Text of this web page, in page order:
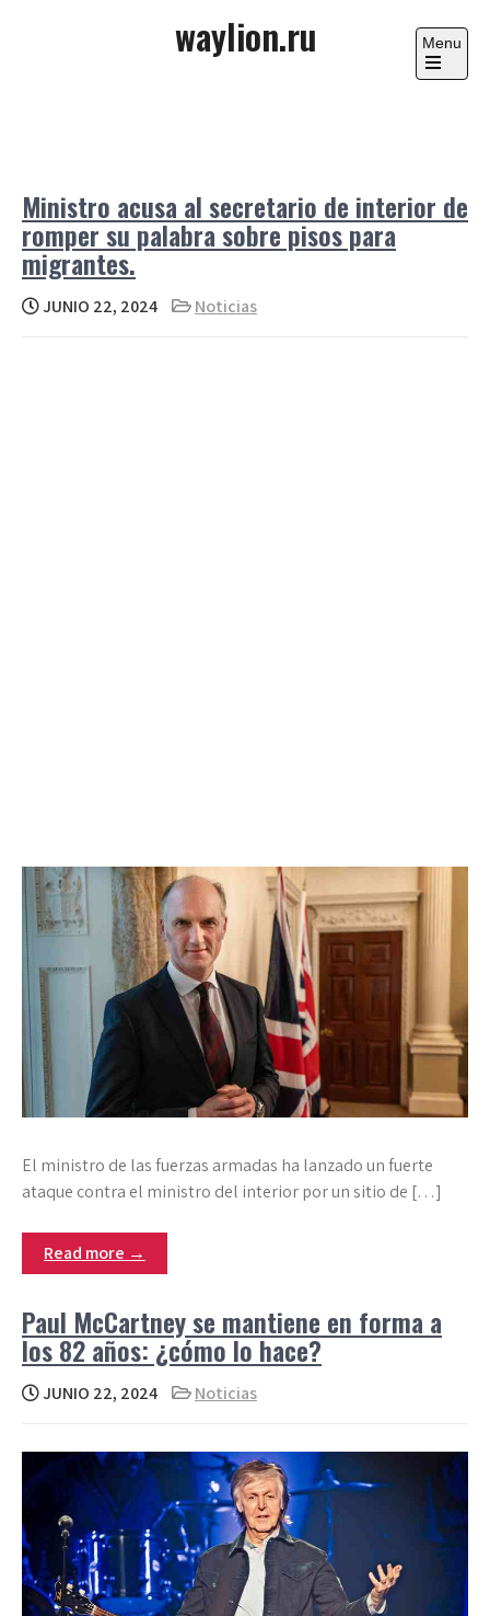
waylion.ru Menu
Open
Ministro acusa al secretario de interior de
romper su palabra sobre pisos para
migrantes.
JUNIO 22, 2024 Noticias
El ministro de las fuerzas armadas ha lanzado un fuerte
ataque contra el ministro del interior por un sitio de […]
Read more →
Paul McCartney se mantiene en forma a
los 82 años: ¿cómo lo hace?
JUNIO 22, 2024 Noticias